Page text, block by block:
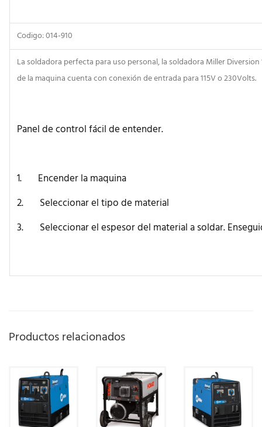
Codigo: 014-910
La soldadora perfecta para uso personal, la soldadora Miller
de la maquina cuenta con conexión de entrada para 115V o 230Volts.
Panel de control fácil de entender.
1. Encender la maquina
2. Seleccionar el tipo de material
3. Seleccionar el espesor del material a soldar.
Productos relacionados